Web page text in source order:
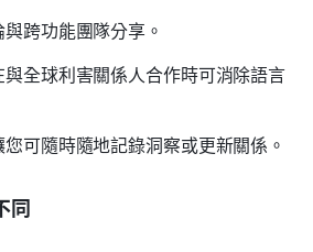
跨功能團隊分享。
全球利害關係人合作時可消除語言
可隨時隨地記錄洞察或更新關係。
同